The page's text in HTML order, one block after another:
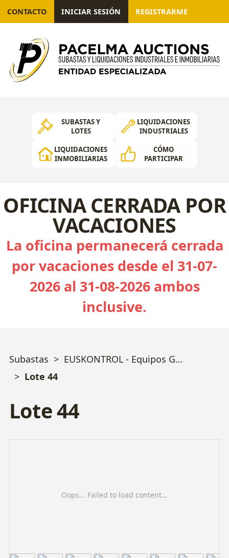
CONTACTO INICIAR SESIÓN REGISTRARME
SUBASTAS Y
LOTES
LIQUIDACIONES
INDUSTRIALES
LIQUIDACIONES
INMOBILIARIAS
CÓMO
PARTICIPAR
OFICINA CERRADA POR
VACACIONES
La oficina permanecerá cerrada
por vacaciones desde el 31-07-
2026 al 31-08-2026 ambos
inclusive.
Subastas
EUSKONTROL - Equipos Geotecnia, Sondeos, Calidad y Ensayos varios - Bizkaia
Lote 44
Lote 44
Oops... Failed to load content...